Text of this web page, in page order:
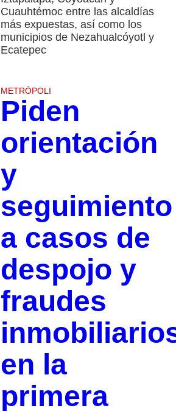
Cuauhtémoc entre las alcaldías
más expuestas, así como los
municipios de Nezahualcóyotl y
Ecatepec
METRÓPOLI
Piden
orientación
y
seguimiento
a casos de
despojo y
fraudes
en la
primera